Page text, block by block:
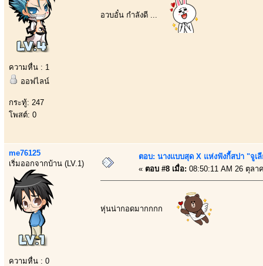
ความหื่น : 1
ออฟไลน์
กระทู้: 247
โพสต์: 0
อวบอั๋น กำลังดี ...
me76125
เริ่มออกจากบ้าน (LV.1)
ความหื่น : 0
ตอบ: นางแบบสุด X แห่งฟังกี้สปา "จูเ
« ตอบ #8 เมื่อ: 08:50:11 AM 26 ตุลา
หุ่นน่ากอดมากกกก